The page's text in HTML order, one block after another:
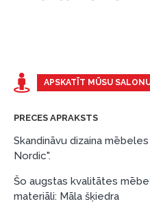
priekšrocības bez
Piemērs: Preces
pirmā iemaksa: 0 €,
salonu Dārzciema ielā 91,
Dokumentu prasības:
ESTO LV AS
APSKATĪT MŪSU
PRECES APRAKSTS
Skandināvu dizaina
Nordic".
Šo augstas kvalitātes
materiāli: Māla šķiedra